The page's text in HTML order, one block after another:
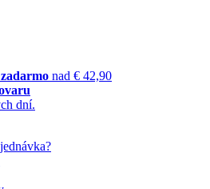
nad € 42,90
dní.